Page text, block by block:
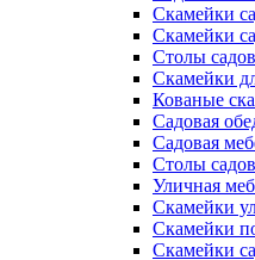
Скамейки
Cкамейки
Столы
Скамейки
Кованые
Садовая
Садовая
Столы
Уличная
Скамейки
Скамейки
Скамейки